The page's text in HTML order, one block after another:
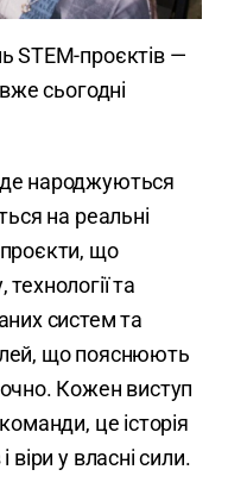
STEM-проєктів —
сьогодні
народжуються
на реальні
що
та
систем та
що пояснюють
Кожен виступ
це історія
віри у власні сили.